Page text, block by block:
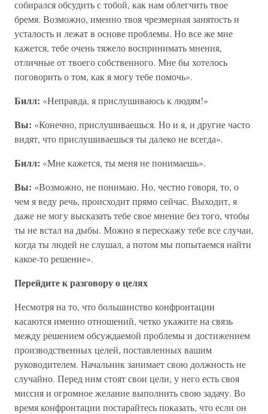
собирался обсудить с тобой, как нам облегчить твое
бремя. Возможно, именно твоя чрезмерная занятость и
усталость и лежат в основе проблемы. Но все же мне
кажется, тебе очень тяжело воспринимать мнения,
отличные от твоего собственного. Мне бы хотелось
поговорить о том, как я могу тебе помочь».
Билл: «Неправда, я прислушиваюсь к людям!»
Вы: «Конечно, прислушиваешься. Но и я, и другие часто
видят, что прислушиваешься ты далеко не всегда».
Билл: «Мне кажется, ты меня не понимаешь».
Вы: «Возможно, не понимаю. Но, честно говоря, то, о
чем я веду речь, происходит прямо сейчас. Выходит, я
даже не могу высказать тебе свое мнение без того, чтобы
ты не встал на дыбы. Можно я перескажу тебе все случаи,
когда ты людей не слушал, а потом мы попытаемся найти
какое-то решение».
Перейдите к разговору о целях
Несмотря на то, что большинство конфронтации
касаются именно отношений, четко укажите на связь
между решением обсуждаемой проблемы и достижением
производственных целей, поставленных вашим
руководителем. Начальник занимает свою должность не
случайно. Перед ним стоят свои цели, у него есть своя
миссия и огромное желание выполнить свою задачу. Во
время конфронтации постарайтесь показать, что если он